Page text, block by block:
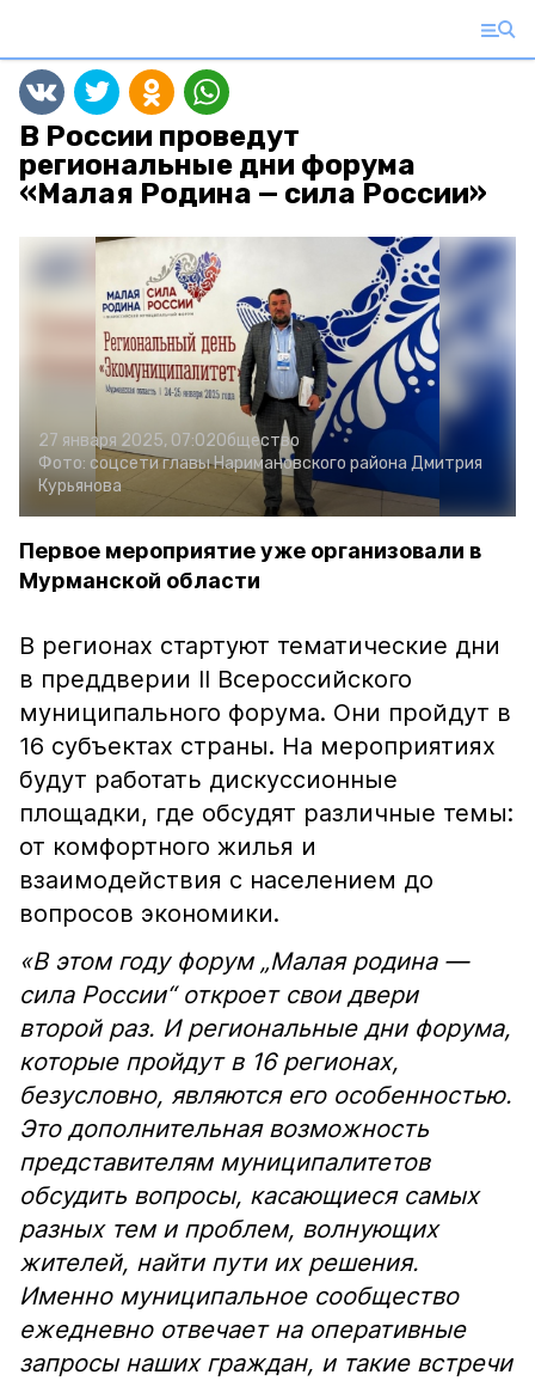
В России проведут
региональные дни форума
«Малая Родина — сила России»
27 января 2025, 07:02Общество
Фото: соцсети главы Наримановского района Дмитрия
Курьянова
Первое мероприятие уже организовали в
Мурманской области
В регионах стартуют тематические дни
в преддверии II Всероссийского
муниципального форума. Они пройдут в
16 субъектах страны. На мероприятиях
будут работать дискуссионные
площадки, где обсудят различные темы:
от комфортного жилья и
взаимодействия с населением до
вопросов экономики.
«В этом году форум „Малая родина —
сила России“ откроет свои двери
второй раз. И региональные дни форума,
которые пройдут в 16 регионах,
безусловно, являются его особенностью.
Это дополнительная возможность
представителям муниципалитетов
обсудить вопросы, касающиеся самых
разных тем и проблем, волнующих
жителей, найти пути их решения.
Именно муниципальное сообщество
ежедневно отвечает на оперативные
запросы наших граждан, и такие встречи